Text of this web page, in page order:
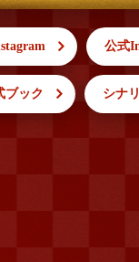
公式
ブック シナ